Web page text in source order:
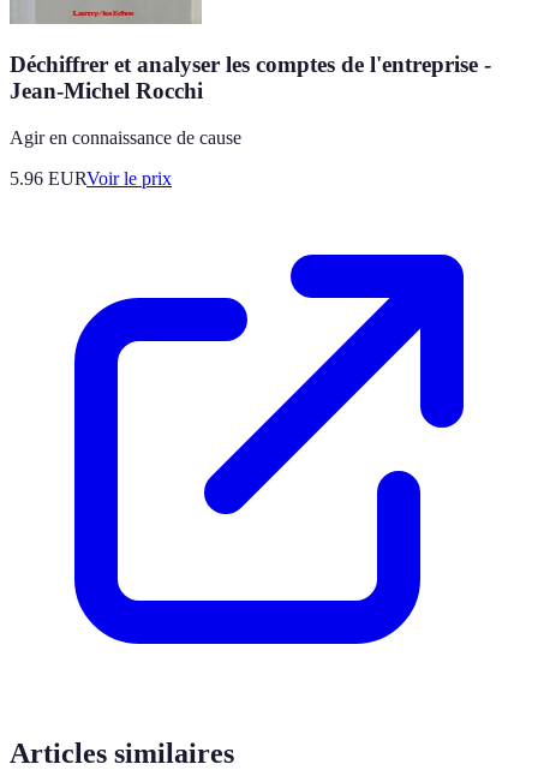
Déchiffrer et analyser les comptes de l'entreprise -
Jean-Michel Rocchi
Agir en connaissance de cause
5.96 EURVoir le prix
Articles similaires